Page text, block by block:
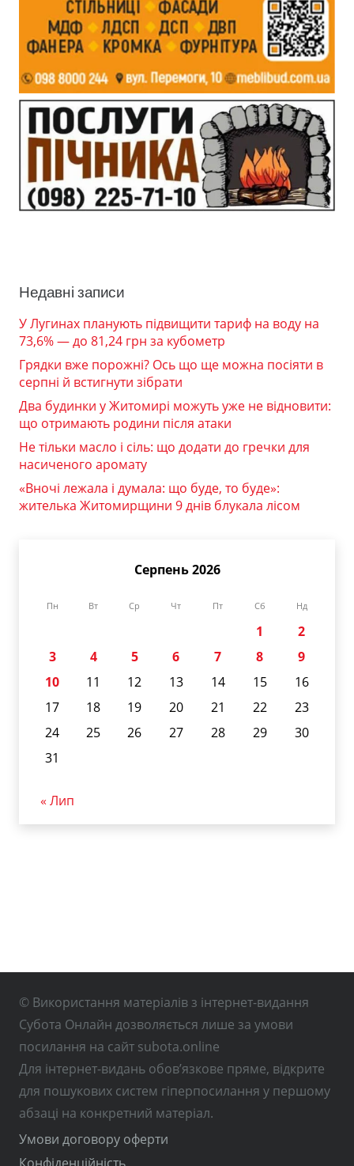
Недавні записи
У Лугинах планують підвищити тариф на воду на
73,6% — до 81,24 грн за кубометр
Грядки вже порожні? Ось що ще можна посіяти в
серпні й встигнути зібрати
Два будинки у Житомирі можуть уже не відновити:
що отримають родини після атаки
Не тільки масло і сіль: що додати до гречки для
насиченого аромату
«Вночі лежала і думала: що буде, то буде»:
жителька Житомирщини 9 днів блукала лісом
Серпень 2026
Пн Вт Ср Чт Пт Сб Нд
1
2
3
4 5 6 7 8
9
10
11 12 13 14 15
16
17
18 19 20 21 22
23
24
25 26 27 28 29
30
31
« Лип
© Використання матеріалів з інтернет-видання
Субота Онлайн дозволяється лише за умови
посилання на сайт subota.online
Для інтернет-видань обов’язкове пряме, відкрите
для пошукових систем гіперпосилання у першому
абзаці на конкретний матеріал.
Умови договору оферти